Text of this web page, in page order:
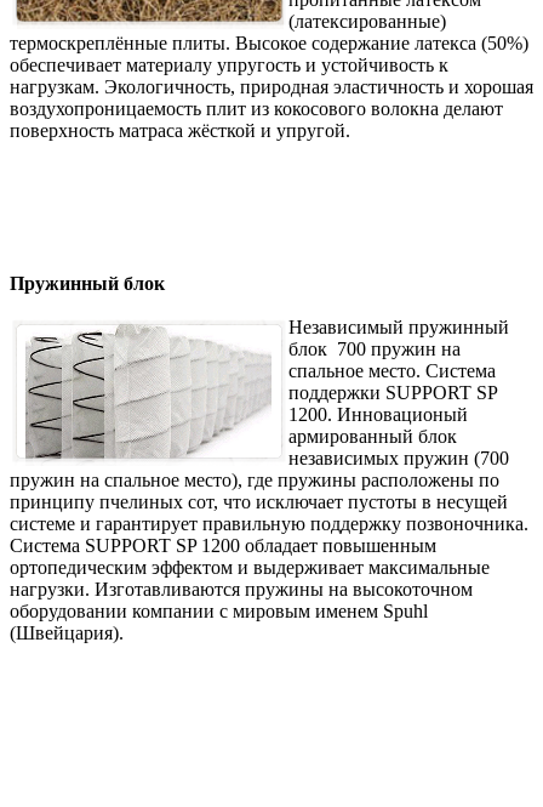
(латексированные)
термоскреплённые плиты. Высокое содержание латекса (50%)
обеспечивает материалу упругость и устойчивость к
нагрузкам. Экологичность, природная эластичность и хорошая
воздухопроницаемость плит из кокосового волокна делают
поверхность матраса жёсткой и упругой.
Пружинный блок
Независимый пружинный
блок 700 пружин на
спальное место. Система
поддержки SUPPORT SP
1200. Инновационый
армированный блок
независимых пружин (700
пружин на спальное место), где пружины расположены по
принципу пчелиных сот, что исключает пустоты в несущей
системе и гарантирует правильную поддержку позвоночника.
Система SUPPORT SP 1200 обладает повышенным
ортопедическим эффектом и выдерживает максимальные
нагрузки. Изготавливаются пружины на высокоточном
оборудовании компании с мировым именем Spuhl
(Швейцария).